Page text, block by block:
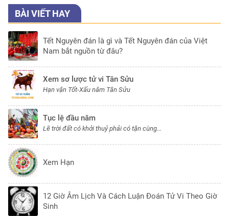
BÀI VIẾT HAY
Tết Nguyên đán là gì và Tết Nguyên đán của Việt
Nam bắt nguồn từ đâu?
Xem sơ lược tử vi Tân Sửu
Hạn vận Tốt-Xấu năm Tân Sửu
Tục lệ đầu năm
Lẽ trời đất có khởi thuỷ phải có tận cùng...
Xem Hạn
12 Giờ Âm Lịch Và Cách Luận Đoán Tử Vi Theo Giờ
Sinh